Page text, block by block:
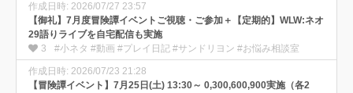
作成日時: 2026/07/27 23:57
【御礼】7月度冒険譚イベントご視聴・ご参加＋【定期的】WLW:ネオ
29語りライブを自宅配信も実施
3
#小ネタ #動画 #プレイ日記 #サンドリヨン #お悩み相談室
作成日時: 2026/07/23 21:28
【冒険譚イベント】7月25日(土) 13:30～ 0,300,600,900実施（各2